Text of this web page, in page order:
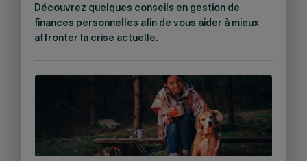
Découvrez quelques conseils en gestion de
finances personnelles afin de vous aider à mieux
affronter la crise actuelle.